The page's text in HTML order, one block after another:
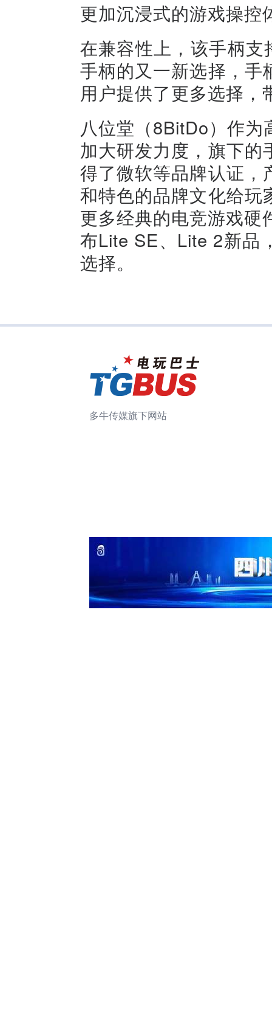
更加沉浸式的游戏操控
在兼容性上，该手柄
手柄的又一新选择，
用户提供了更多选择，
八位堂（8BitDo）作
加大研发力度，旗下
得了微软等品牌认证
和特色的品牌文化给
更多经典的电竞游戏
布Lite SE、Lite 2新品
选择。
多牛传媒旗下网站